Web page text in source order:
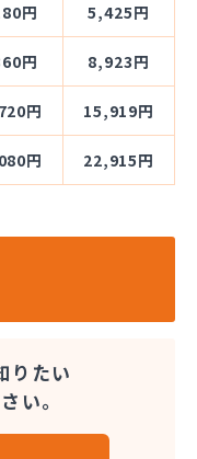
円 5,425円
円 8,923円
円 15,919円
円 22,915円
りたい
い。